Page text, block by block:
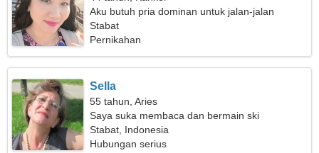
Aku butuh pria dominan untuk jalan-jalan
bersama
Stabat
Pernikahan
Sella
55 tahun, Aries
Saya suka membaca dan bermain ski
Stabat, Indonesia
Hubungan serius